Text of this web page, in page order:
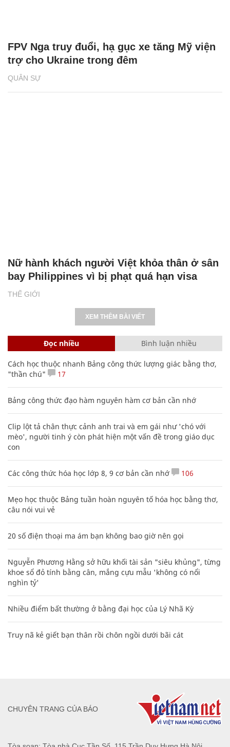
QUÂN SỰ
FPV Nga truy đuổi, hạ gục xe tăng Mỹ viện
trợ cho Ukraine trong đêm
THẾ GIỚI
Nữ hành khách người Việt khỏa thân ở sân
bay Philippines vì bị phạt quá hạn visa
XEM THÊM BÀI VIẾT
Đọc nhiều Bình luận nhiều
Cách học thuộc nhanh Bảng công thức lượng giác bằng thơ,
"thần chú"
17
Bảng công thức đạo hàm nguyên hàm cơ bản cần nhớ
Clip lột tả chân thực cảnh anh trai và em gái như 'chó với
mèo', người tinh ý còn phát hiện một vấn đề trong giáo dục
con
Các công thức hóa học lớp 8, 9 cơ bản cần nhớ 106
Mẹo học thuộc Bảng tuần hoàn nguyên tố hóa học bằng thơ,
câu nói vui vẻ
20 số điện thoại ma ám bạn không bao giờ nên gọi
Nguyễn Phương Hằng sở hữu khối tài sản "siêu khủng", từng
khoe sổ đỏ tính bằng cân, mắng cựu mẫu 'không có nổi
nghìn tỷ'
Nhiều điểm bất thường ở bằng đại học của Lý Nhã Kỳ
Truy nã kẻ giết bạn thân rồi chôn ngồi dưới bãi cát
CHUYÊN TRANG CỦA BÁO